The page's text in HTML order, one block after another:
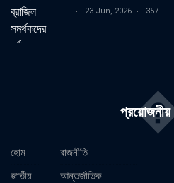
23 Jun, 2026 357
হোম
জাতীয়
রাজনীতি
আন্তর্জাতিক